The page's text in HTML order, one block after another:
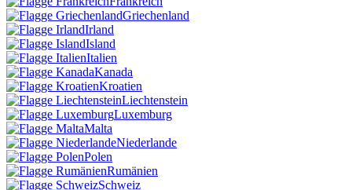
Griechenland
Irland
Island
Italien
Kanada
Kroatien
Liechtenstein
Luxemburg
Malta
Niederlande
Polen
Rumänien
Schweiz